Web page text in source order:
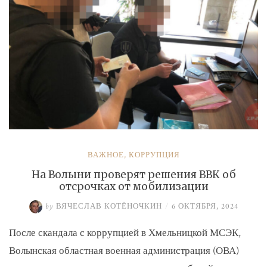
ВАЖНОЕ, КОРРУПЦИЯ
На Волыни проверят решения ВВК об
отсрочках от мобилизации
by ВЯЧЕСЛАВ КОТЁНОЧКИН / 6 ОКТЯБРЯ, 2024
После скандала с коррупцией в Хмельницкой МСЭК,
Волынская областная военная администрация (ОВА)